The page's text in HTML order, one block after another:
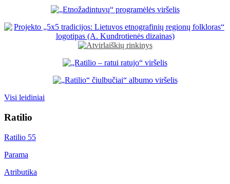
Visi leidiniai
Ratilio
Ratilio 55
Parama
Atributika